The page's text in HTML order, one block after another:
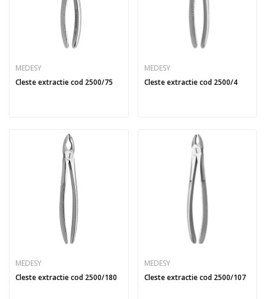
MEDESY
Cleste extractie cod 2500/75
MEDESY
Cleste extractie cod 2500/4
MEDESY
Cleste extractie cod 2500/180
MEDESY
Cleste extractie cod 2500/107